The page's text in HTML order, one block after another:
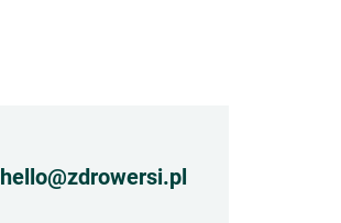
hello@zdrowersi.pl